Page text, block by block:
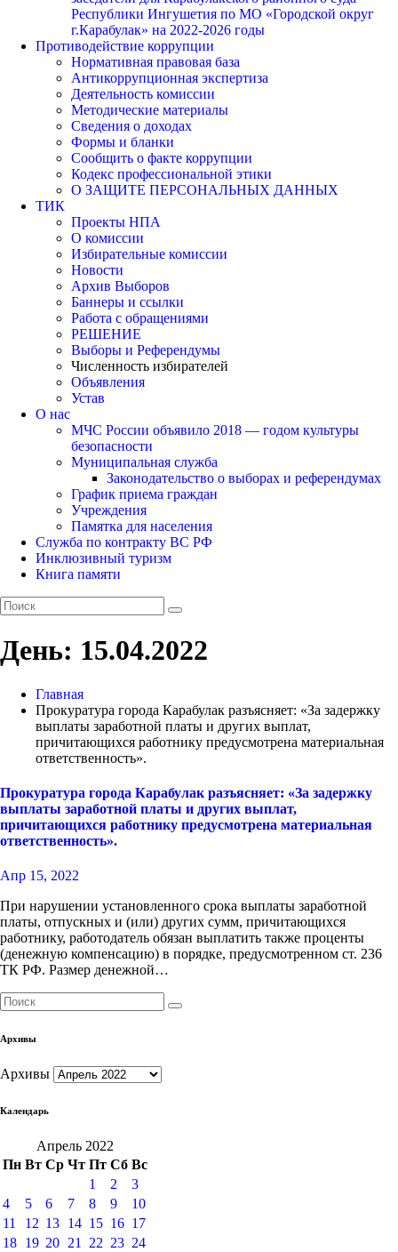
Республики Ингушетия по МО «Городской округ
г.Карабулак» на 2022-2026 годы
Противодействие коррупции
Нормативная правовая база
Антикоррупционная экспертиза
Деятельность комиссии
Методические материалы
Сведения о доходах
Формы и бланки
Сообщить о факте коррупции
Кодекс профессиональной этики
О ЗАЩИТЕ ПЕРСОНАЛЬНЫХ ДАННЫХ
ТИК
Проекты НПА
О комиссии
Избирательные комиссии
Новости
Архив Выборов
Баннеры и ссылки
Работа с обращениями
РЕШЕНИЕ
Выборы и Референдумы
Численность избирателей
Объявления
Устав
О нас
МЧС России объявило 2018 — годом культуры
безопасности
Муниципальная служба
Законодательство о выборах и референдумах
График приема граждан
Учреждения
Памятка для населения
Служба по контракту ВС РФ
Инклюзивный туризм
Книга памяти
День: 15.04.2022
Главная
Прокуратура города Карабулак разъясняет: «За задержку
выплаты заработной платы и других выплат,
причитающихся работнику предусмотрена материальная
ответственность».
Прокуратура города Карабулак разъясняет: «За задержку
выплаты заработной платы и других выплат,
причитающихся работнику предусмотрена материальная
ответственность».
Апр 15, 2022
При нарушении установленного срока выплаты заработной
платы, отпускных и (или) других сумм, причитающихся
работнику, работодатель обязан выплатить также проценты
(денежную компенсацию) в порядке, предусмотренном ст. 236
ТК РФ. Размер денежной…
Архивы
Архивы
Календарь
Апрель 2022
Пн Вт Ср Чт Пт Сб Вс
1
2
3
4
5 6 7 8 9
10
11
12 13 14 15 16 17
18 19 20 21 22 23 24